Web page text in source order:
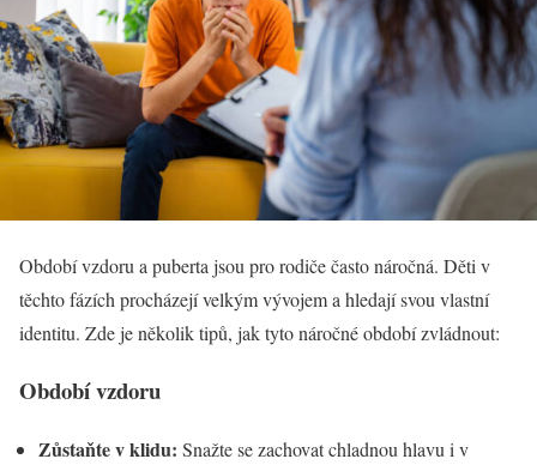
Období vzdoru a puberta jsou pro rodiče často náročná. Děti v
těchto fázích procházejí velkým vývojem a hledají svou vlastní
identitu. Zde je několik tipů, jak tyto náročné období zvládnout:
Období vzdoru
Zůstaňte v klidu: Snažte se zachovat chladnou hlavu i v